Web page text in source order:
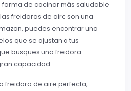
forma de cocinar más saludable
freidoras de aire son una
puedes encontrar una
que se ajustan a tus
busques una freidora
capacidad.
freidora de aire perfecta,